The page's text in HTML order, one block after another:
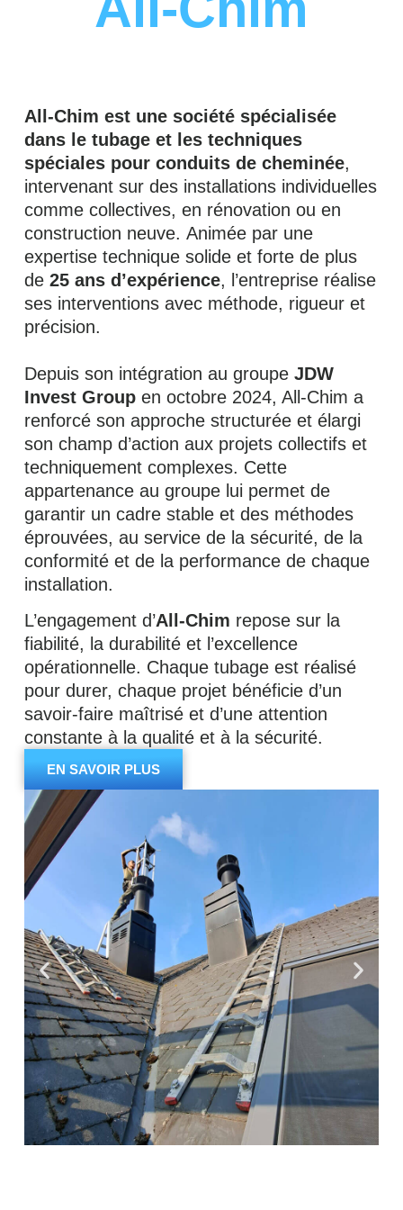
All-Chim est une société spécialisée
dans le tubage et les techniques
spéciales pour conduits de cheminée,
intervenant sur des installations individuelles
comme collectives, en rénovation ou en
construction neuve. Animée par une
expertise technique solide et forte de plus
de 25 ans d’expérience, l’entreprise réalise
ses interventions avec méthode, rigueur et
précision.
Depuis son intégration au groupe JDW
Invest Groupen octobre 2024, All-Chim a
renforcé son approche structurée et élargi
son champ d’action aux projets collectifs et
techniquement complexes. Cette
appartenance au groupe lui permet de
garantir un cadre stable et des méthodes
éprouvées, au service de la sécurité, de la
conformité et de la performance de chaque
installation.
L’engagement d’All-Chim repose sur la
fiabilité, la durabilité et l’excellence
opérationnelle. Chaque tubage est réalisé
pour durer, chaque projet bénéficie d’un
savoir-faire maîtrisé et d’une attention
constante à la qualité et à la sécurité.
EN SAVOIR PLUS